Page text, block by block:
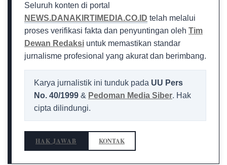
Seluruh konten di portal
NEWS.DANAKIRTIMEDIA.CO.ID telah melalui
proses verifikasi fakta dan penyuntingan oleh Tim
Dewan Redaksi untuk memastikan standar
jurnalisme profesional yang akurat dan berimbang.
Karya jurnalistik ini tunduk pada UU Pers
No. 40/1999 & Pedoman Media Siber. Hak
cipta dilindungi.
HAK JAWAB KONTAK